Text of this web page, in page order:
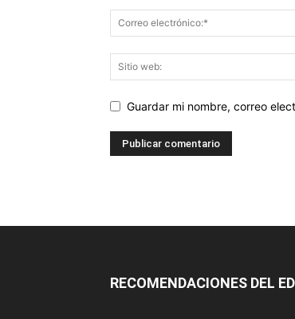
Guardar mi nombre, correo
RECOMENDACIONES DEL